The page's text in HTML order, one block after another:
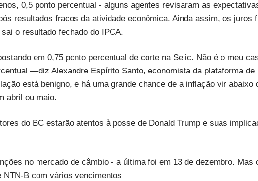
0,5 ponto percentual - alguns agentes revisaram as
resultados fracos da atividade econômica. Ainda assim, os juros
o resultado fechado do IPCA.
em 0,75 ponto percentual de corte na Selic. Não é o meu
—diz Alexandre Espírito Santo, economista da plataforma de
está benigno, e há uma grande chance de a inflação vir abaixo
abril ou maio.
do BC estarão atentos à posse de Donald Trump e suas
no mercado de câmbio - a última foi em 13 de dezembro. Mas
NTN-B com vários vencimentos